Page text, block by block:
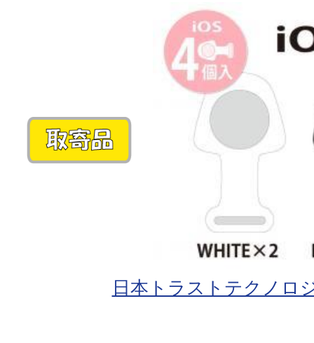
日本トラストテクノロ